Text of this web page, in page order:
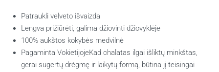
Patraukli velveto išvaizda
Lengva prižiūrėti, galima džiovinti džiovyklėje
100% aukštos kokybės medvilnė
Pagaminta VokietijojeKad chalatas ilgai išliktų minkštas,
gerai sugertų drėgmę ir laikytų formą, būtina jį teisingai